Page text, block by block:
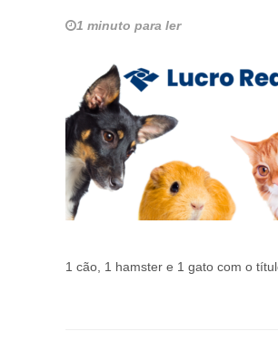
1 minuto para ler
1 cão, 1 hamster e 1 gato com o